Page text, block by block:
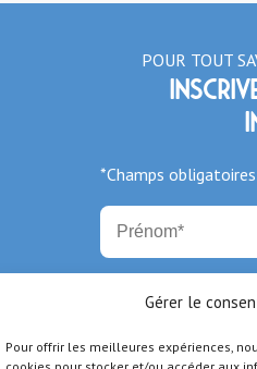
Gérer le
Pour offrir les meilleures expériences,
du
POUR TOUT
*Champs obligatoires